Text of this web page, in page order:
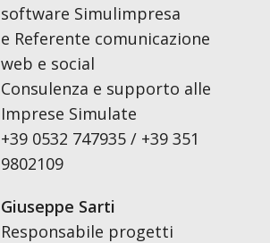
software Simulimpresa
e Referente comunicazione
web e social
Consulenza e supporto alle
Imprese Simulate
+39 0532 747935 / +39 351
9802109
Giuseppe Sarti
Responsabile progetti